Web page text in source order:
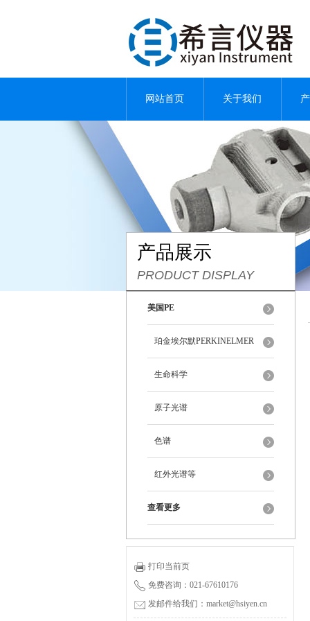
网站首页 关于我们
产品展示
PRODUCT DISPLAY
美国PE
珀金埃尔默PERKINELMER
生命科学
原子光谱
色谱
红外光谱等
查看更多
打印当前页
免费咨询：021-67610176
发邮件给我们：market@hsiyen.cn